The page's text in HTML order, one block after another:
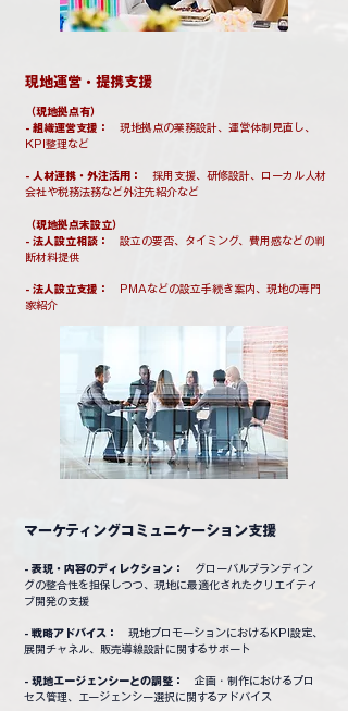
​現地運営・提携支援
（現地拠点有）
- 組織運営支援： 現地拠点の業務設計、運営体制見直し、
KPI整理など
- 人材連携・外注活用： 採用支援、研修設計、ローカル人材
会社や税務法務など外注先紹介など
​（現地拠点未設立）
- 法人設立相談： 設立の要否、タイミング、費用感などの判
断材料提供
- 法人設立支援：
PMAなどの設立手続き案内、現地の専門
家紹介
マーケティングコミュニケーション支援
- 表現・内容のディレクション： グローバルブランディン
グの整合性を担保しつつ、現地に最適化されたクリエイティ
ブ開発の支援
- 戦略アドバイス： 現地プロモーションにおけるKPI設定、
展開チャネル、販売導線設計に関するサポート
- 現地エージェンシーとの調整： 企画・制作におけるプロ
セス管理、エージェンシー選択に関するアドバイス